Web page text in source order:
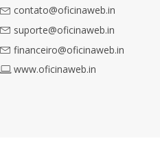
contato@oficinaweb.in
suporte@oficinaweb.in
financeiro@oficinaweb.in
www.oficinaweb.in